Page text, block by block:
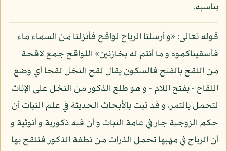
يناسبه.
قوله تعالى: «و أرسلنا الرياح لواقح فأنزلنا من السماء ماء
فأسقيناكموه و ما أنتم له بخازنين» اللواقح جمع لاقحة
من اللقح بالفتح فالسكون يقال لقح النخل لقحا أي وضع
اللقاح - بفتح اللام - و هو طلع الذكور من النخل على الإناث
لتحمل بالتمر، و قد ثبت بالأبحاث الحديثة في علم النبات أن
حكم الزوجية جار في عامة النبات و أن فيه ذكورية و أنوثية و
أن الرياح في مهبها تحمل الذرات من نطفة الذكور فتلقح بها